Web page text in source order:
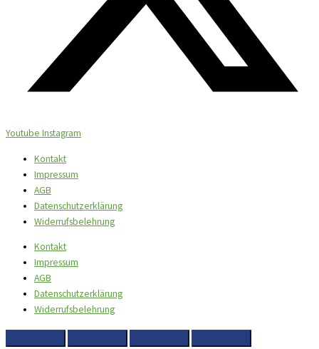
Youtube Instagram
Kontakt
Impressum
AGB
Datenschutzerklärung
Widerrufsbelehrung
Kontakt
Impressum
AGB
Datenschutzerklärung
Widerrufsbelehrung